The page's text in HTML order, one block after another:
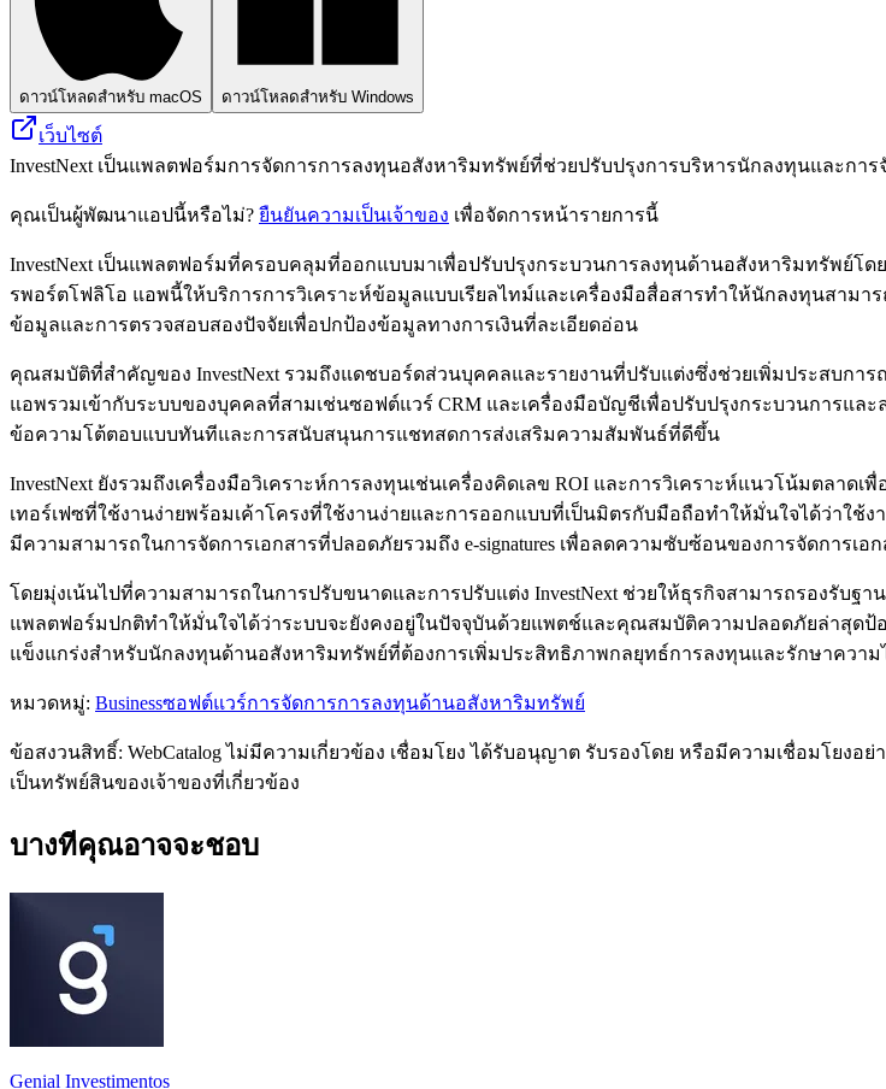
ดาวน์โหลดสำหรับ macOS ดาวน์โหลดสำหรับ Windows
เว็บไซต์
InvestNext เป็นแพลตฟอร์มการจัดการการลงทุนอสังหาริมทรัพย์ที่ช่วยปรับปรุงการบริหารนักลงทุนและกา
คุณเป็นผู้พัฒนาแอปนี้หรือไม่? ยืนยันความเป็นเจ้าของ เพื่อจัดการหน้ารายการนี้
InvestNext เป็นแพลตฟอร์มที่ครอบคลุมที่ออกแบบมาเพื่อปรับปรุงกระบวนการลงทุนด้านอสังหาริมทรัพย์
รพอร์ตโฟลิโอ แอพนี้ให้บริการการวิเคราะห์ข้อมูลแบบเรียลไทม์และเครื่องมือสื่อสารทำให้นักลงทุนสามา
ข้อมูลและการตรวจสอบสองปัจจัยเพื่อปกป้องข้อมูลทางการเงินที่ละเอียดอ่อน
คุณสมบัติที่สำคัญของ InvestNext รวมถึงแดชบอร์ดส่วนบุคคลและรายงานที่ปรับแต่งซึ่งช่วยเพิ่มประสบกา
แอพรวมเข้ากับระบบของบุคคลที่สามเช่นซอฟต์แวร์ CRM และเครื่องมือบัญชีเพื่อปรับปรุงกระบวนการแล
ข้อความโต้ตอบแบบทันทีและการสนับสนุนการแชทสดการส่งเสริมความสัมพันธ์ที่ดีขึ้น
InvestNext ยังรวมถึงเครื่องมือวิเคราะห์การลงทุนเช่นเครื่องคิดเลข ROI และการวิเคราะห์แนวโน้มตล
เทอร์เฟซที่ใช้งานง่ายพร้อมเค้าโครงที่ใช้งานง่ายและการออกแบบที่เป็นมิตรกับมือถือทำให้มั่นใจได้ว่าใ
มีความสามารถในการจัดการเอกสารที่ปลอดภัยรวมถึง e-signatures เพื่อลดความซับซ้อนของการจัดการเ
โดยมุ่งเน้นไปที่ความสามารถในการปรับขนาดและการปรับแต่ง InvestNext ช่วยให้ธุรกิจสามารถรองรั
แพลตฟอร์มปกติทำให้มั่นใจได้ว่าระบบจะยังคงอยู่ในปัจจุบันด้วยแพตช์และคุณสมบัติความปลอดภัยล่าสุดป้
แข็งแกร่งสำหรับนักลงทุนด้านอสังหาริมทรัพย์ที่ต้องการเพิ่มประสิทธิภาพกลยุทธ์การลงทุนและรักษาควา
หมวดหมู่: Businessซอฟต์แวร์การจัดการการลงทุนด้านอสังหาริมทรัพย์
ข้อสงวนสิทธิ์: WebCatalog ไม่มีความเกี่ยวข้อง เชื่อมโยง ได้รับอนุญาต รับรองโดย หรือมีความเชื่อมโยง
เป็นทรัพย์สินของเจ้าของที่เกี่ยวข้อง
บางทีคุณอาจจะชอบ
Genial Investimentos